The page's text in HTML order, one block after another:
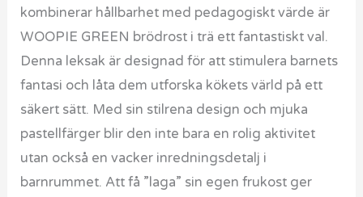
kombinerar hållbarhet med pedagogiskt värde är
WOOPIE GREEN brödrost i trä ett fantastiskt val.
Denna leksak är designad för att stimulera barnets
fantasi och låta dem utforska kökets värld på ett
säkert sätt. Med sin stilrena design och mjuka
pastellfärger blir den inte bara en rolig aktivitet
utan också en vacker inredningsdetalj i
barnrummet. Att få ”laga” sin egen frukost ger